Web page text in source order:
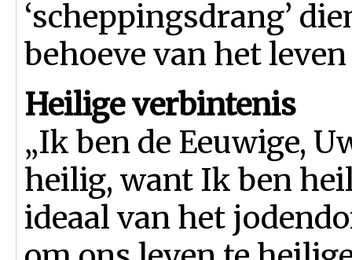
‘scheppingsdrang’
behoeve van het
Heilige verbintenis
„Ik ben de Eeuwige,
heilig, want Ik ben
ideaal van het